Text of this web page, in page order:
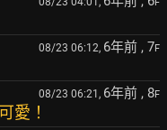
08/23 06:12, 6年前 , 7F
08/23 06:21, 6年前 , 8F
愛！